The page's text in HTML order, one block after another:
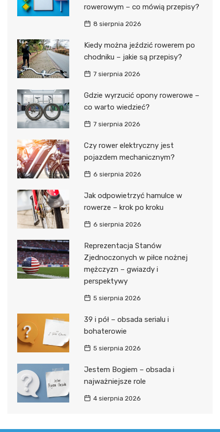
rowerowym – co mówią przepisy?
8 sierpnia 2026
Kiedy można jeździć rowerem po
chodniku – jakie są przepisy?
7 sierpnia 2026
Gdzie wyrzucić opony rowerowe –
co warto wiedzieć?
7 sierpnia 2026
Czy rower elektryczny jest
pojazdem mechanicznym?
6 sierpnia 2026
Jak odpowietrzyć hamulce w
rowerze – krok po kroku
6 sierpnia 2026
Reprezentacja Stanów
Zjednoczonych w piłce nożnej
mężczyzn – gwiazdy i
perspektywy
5 sierpnia 2026
39 i pół – obsada serialu i
bohaterowie
5 sierpnia 2026
Jestem Bogiem – obsada i
najważniejsze role
4 sierpnia 2026